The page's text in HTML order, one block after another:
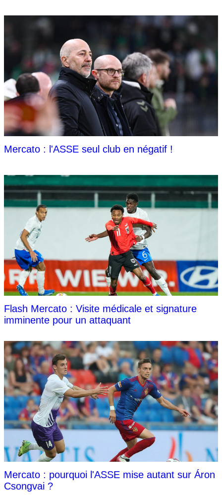
Mercato : l'ASSE seul club en négatif !
Flash Mercato : Visite médicale et signature
imminente pour un attaquant
Mercato : pourquoi l'ASSE mise autant sur Áron
Csongvai ?